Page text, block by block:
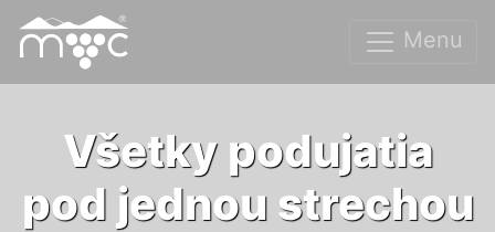
Menu
Všetky podujatia
pod jednou strechou